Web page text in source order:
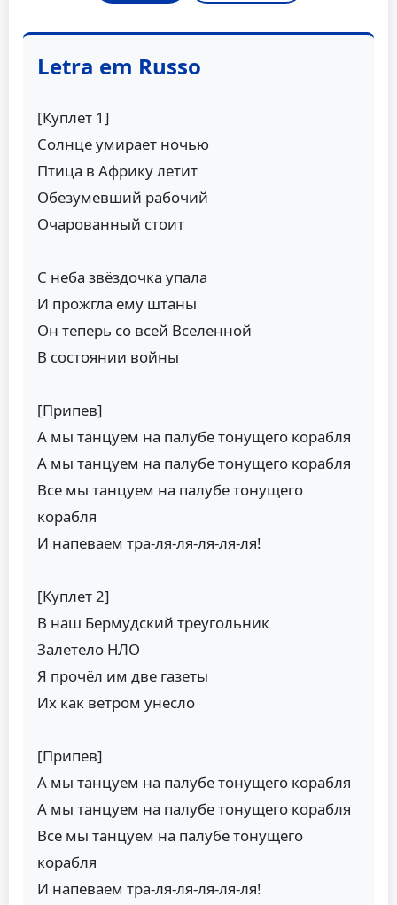
Letra em Russo
[Куплет 1]
Солнце умирает ночью
Птица в Африку летит
Обезумевший рабочий
Очарованный стоит
С неба звёздочка упала
И прожгла ему штаны
Он теперь со всей Вселенной
В состоянии войны
[Припев]
А мы танцуем на палубе тонущего корабля
А мы танцуем на палубе тонущего корабля
Все мы танцуем на палубе тонущего
корабля
И напеваем тра-ля-ля-ля-ля-ля!
[Куплет 2]
В наш Бермудский треугольник
Залетело НЛО
Я прочёл им две газеты
Их как ветром унесло
[Припев]
А мы танцуем на палубе тонущего корабля
А мы танцуем на палубе тонущего корабля
Все мы танцуем на палубе тонущего
корабля
И напеваем тра-ля-ля-ля-ля-ля!